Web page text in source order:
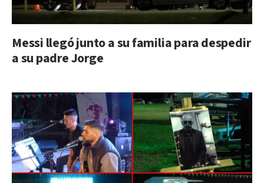
Messi llegó junto a su familia para despedir
a su padre Jorge